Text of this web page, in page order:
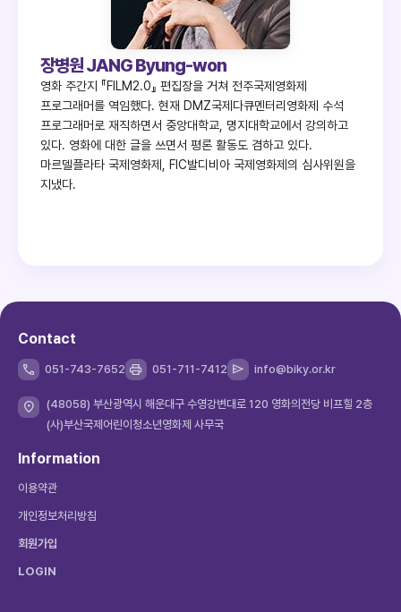
장병원 JANG Byung-won
영화 주간지 『FILM2.0』 편집장을 거쳐 전주국제영화제
프로그래머를 역임했다. 현재 DMZ국제다큐멘터리영화제 수석
프로그래머로 재직하면서 중앙대학교, 명지대학교에서 강의하고
있다. 영화에 대한 글을 쓰면서 평론 활동도 겸하고 있다.
마르델플라타 국제영화제, FIC발디비아 국제영화제의 심사위원을
지냈다.
Contact
051-743-7652 051-711-7412 info@biky.or.kr
(48058) 부산광역시 해운대구 수영강변대로 120 영화의전당 비프힐 2층
(사)부산국제어린이청소년영화제 사무국
Information
이용약관
개인정보처리방침
회원가입
LOGIN